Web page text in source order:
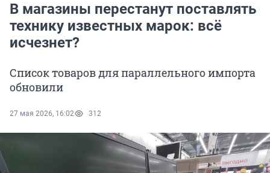
В магазины перестанут поставлять
технику известных марок: всё
исчезнет?
Список товаров для параллельного импорта
обновили
27 мая 2026, 16:02 312